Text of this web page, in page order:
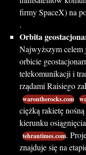
firmy SpaceX) na
.
Orbita
Najwyższym celem
orbicie
telekomunikacji i
rządami Raisiego
warontherocks.com
ciężką rakietę
kierunku
tehrantimes.com.
znajduje się na